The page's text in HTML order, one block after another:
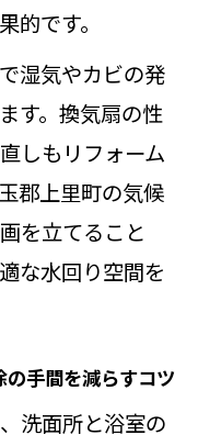
的です。
湿気やカビの発
す。換気扇の性
しもリフォーム
郡上里町の気候
を立てること
な水回り空間を
手間を減らすコツ
洗面所と浴室の